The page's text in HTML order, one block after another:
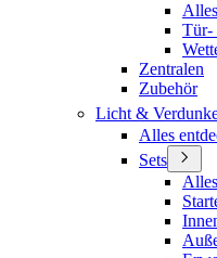
Tür-
Zentralen
Zubehör
Licht &
Alles
Sets